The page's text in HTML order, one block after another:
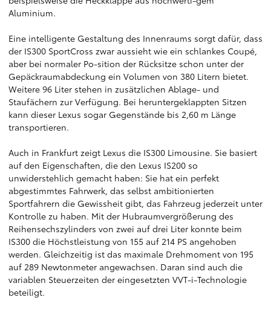
Aluminium.
Eine intelligente Gestaltung des Innenraums sorgt dafür, dass
der IS300 SportCross zwar aussieht wie ein schlankes Coupé,
aber bei normaler Po-sition der Rücksitze schon unter der
Gepäckraumabdeckung ein Volumen von 380 Litern bietet.
Weitere 96 Liter stehen in zusätzlichen Ablage- und
Staufächern zur Verfügung. Bei heruntergeklappten Sitzen
kann dieser Lexus sogar Gegenstände bis 2,60 m Länge
transportieren.
Auch in Frankfurt zeigt Lexus die IS300 Limousine. Sie basiert
auf den Eigenschaften, die den Lexus IS200 so
unwiderstehlich gemacht haben: Sie hat ein perfekt
abgestimmtes Fahrwerk, das selbst ambitionierten
Sportfahrern die Gewissheit gibt, das Fahrzeug jederzeit unter
Kontrolle zu haben. Mit der Hubraumvergrößerung des
Reihensechszylinders von zwei auf drei Liter konnte beim
IS300 die Höchstleistung von 155 auf 214 PS angehoben
werden. Gleichzeitig ist das maximale Drehmoment von 195
auf 289 Newtonmeter angewachsen. Daran sind auch die
variablen Steuerzeiten der eingesetzten VVT-i-Technologie
beteiligt.